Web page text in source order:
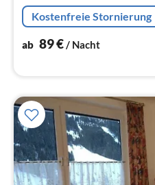
Kostenfreie Stornierung
ab 89€/ Nacht